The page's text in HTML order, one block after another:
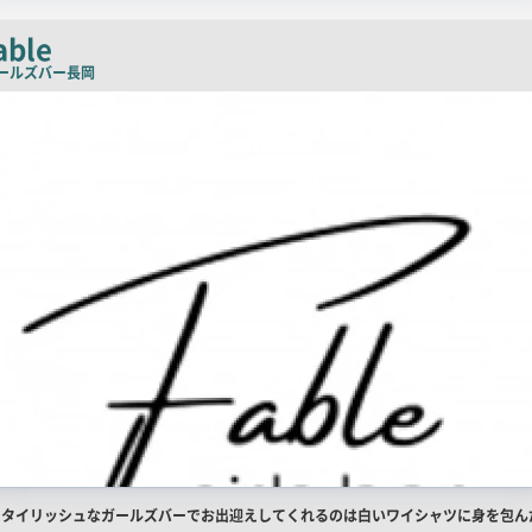
ルズバー長岡
イリッシュなガールズバーでお出迎えしてくれるのは白いワイシャツに身を包ん